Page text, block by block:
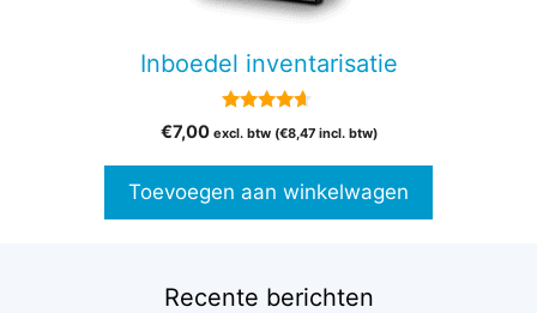
Inboedel inventarisatie
van 5
€7,00 excl. btw (€8,47incl. btw)
Toevoegen aan winkelwagen
Recente berichten